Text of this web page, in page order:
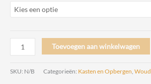
Array
Sideboard
Dressoir
Toevoegen aan winkelwagen
SKU: N/B Categorieën: Kasten en Opbergen Woud